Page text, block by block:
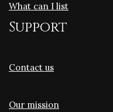
What can I list
Support
Contact us
Our mission